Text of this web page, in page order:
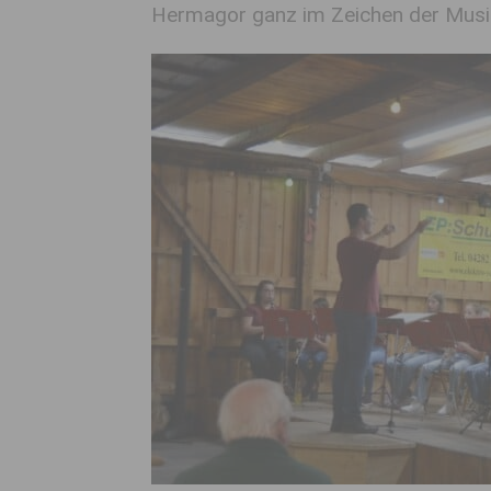
Hermagor ganz im Zeichen der